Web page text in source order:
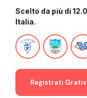
Scelto da più di
Italia.